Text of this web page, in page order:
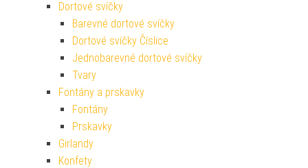
Dortové svíčky
Barevné dortové svíčky
Dortové svíčky Číslice
Jednobarevné dortové svíčky
Tvary
Fontány a prskavky
Fontány
Prskavky
Girlandy
Konfety